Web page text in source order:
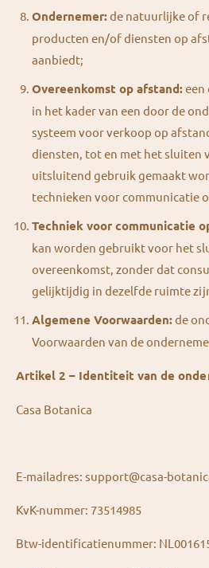
Ondernemer:de natuurlijke of
producten en/of diensten op
aanbiedt;
Overeenkomst op afstand:een
in het kader van een door de
systeem voor verkoop op
diensten, tot en met het sluiten
uitsluitend gebruik gemaakt
technieken voor communicatie
Techniek voor communicatie
kan worden gebruikt voor het
overeenkomst, zonder dat
gelijktijdig in dezelfde ruimte
Algemene Voorwaarden:de
Voorwaarden van de
Artikel 2 – Identiteit van de
Casa Botanica
E-mailadres: support@casa-
KvK-nummer: 73514985
Btw-identificatienummer: